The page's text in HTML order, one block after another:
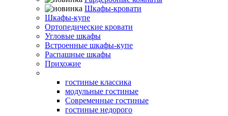
Шкафы-кровати
Шкафы-купе
Ортопедические кровати
Угловые шкафы
Встроенные шкафы-купе
Распашные шкафы
Прихожие
гостиные классика
модульные гостиные
Современные гостиные
гостиные недорого